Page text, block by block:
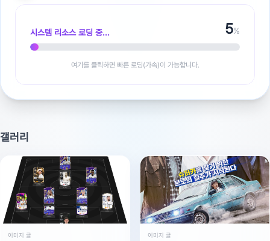
시스템 리소스 로딩 중... 5%
여기를 클릭하면 빠른 로딩(가속)이 가능합니다.
갤러리
이미지 글 이미지 글